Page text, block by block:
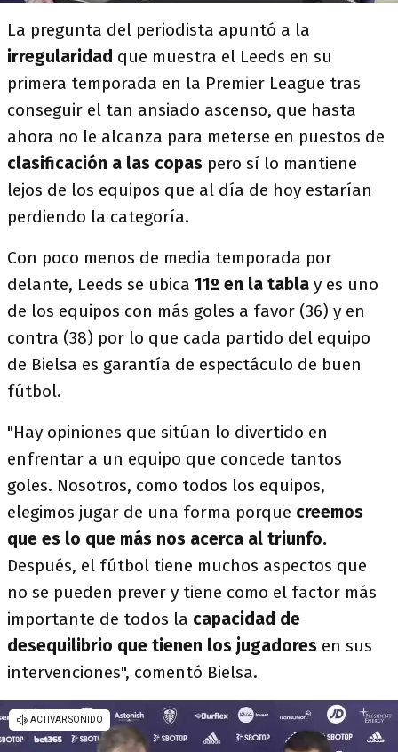
La pregunta del periodista apuntó a la
irregularidad que muestra el Leeds en su
primera temporada en la Premier League tras
conseguir el tan ansiado ascenso, que hasta
ahora no le alcanza para meterse en puestos de
clasificación a las copas pero sí lo mantiene
lejos de los equipos que al día de hoy estarían
perdiendo la categoría.
Con poco menos de media temporada por
delante, Leeds se ubica 11º en la tabla y es uno
de los equipos con más goles a favor (36) y en
contra (38) por lo que cada partido del equipo
de Bielsa es garantía de espectáculo de buen
fútbol.
"Hay opiniones que sitúan lo divertido en
enfrentar a un equipo que concede tantos
goles. Nosotros, como todos los equipos,
elegimos jugar de una forma porque creemos
que es lo que más nos acerca al triunfo.
Después, el fútbol tiene muchos aspectos que
no se pueden prever y tiene como el factor más
importante de todos la capacidad de
desequilibrio que tienen los jugadores en sus
intervenciones", comentó Bielsa.